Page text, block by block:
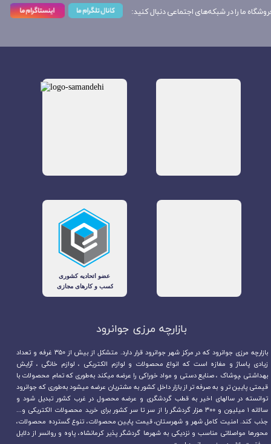
بازارچه مرزی جوانرود​​​​​​​
بازارچه مرزی جوانرود که در مرکز شهر جوانرود قرار دارد. متشکل از بیش از ۳۵۰ غرفه و تعداد
زیادی پاساژ و مغازه است که انواع محصولات و لوازم الکتریکی ، لوازم خانگی ، آرایش
بهداشتی ،پوشاک ، صنایع دستی و مواد خوراکی را عرضه میکند به‌طوری که تمام محصولات با
قیمتی پایین تر و به صرفه تر از بازار داخل کشور به مشتریان عرضه میشود به‌طوری که جوانرود
توانسته در سالهای اخیر به قطب گردشگری و عرضه محصول در غرب کشور تبدیل شود و
سالانه ۱ میلیون و ۳۰۰ هزار گردشگر را از سر تا سر کشور برای خرید محصولات الکتریکی و...
جذب کند. امنیت کامل شهر و شهرستان، قیمت پایین محصولات، تنوع گسترده محصولات،
محورها مواصلاتی مناسب و نزدیکی به شهرها گردشگر پذیر کرمانشاه، پاوه و روانسر از دلایل
ما را در شبکه‌های اجتماعی دنبال کنید: